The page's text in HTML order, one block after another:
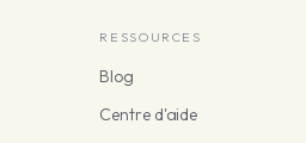
RESSOURCES
Blog
Centre d'aide